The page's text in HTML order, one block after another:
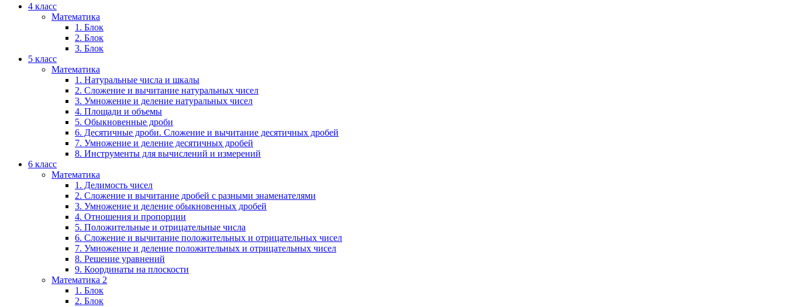
4 класс
Математика
1. Блок
2. Блок
3. Блок
5 класс
Математика
1. Натуральные числа и шкалы
2. Сложение и вычитание натуральных чисел
3. Умножение и деление натуральных чисел
4. Площади и объемы
5. Обыкновенные дроби
6. Десятичные дроби. Сложение и вычитание десятичных дробей
7. Умножение и деление десятичных дробей
8. Инструменты для вычислений и измерений
6 класс
Математика
1. Делимость чисел
2. Сложение и вычитание дробей с разными знаменателями
3. Умножение и деление обыкновенных дробей
4. Отношения и пропорции
5. Положительные и отрицательные числа
6. Сложение и вычитание положительных и отрицательных чисел
7. Умножение и деление положительных и отрицательных чисел
8. Решение уравнений
9. Координаты на плоскости
Математика 2
1. Блок
2. Блок